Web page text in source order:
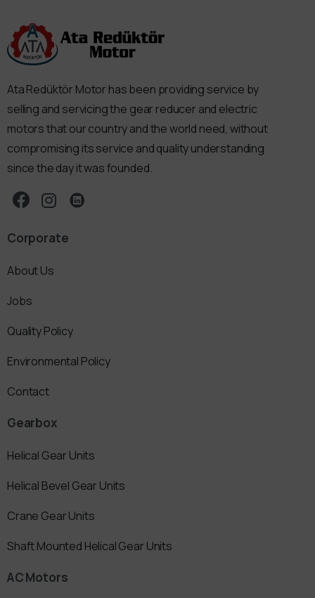
Ata Redüktör Motor has been providing service by
selling and servicing the gear reducer and electric
motors that our country and the world need, without
compromising its service and quality understanding
since the day it was founded.
Corporate
About Us
Jobs
Quality Policy
Environmental Policy
Contact
Gearbox
Helical Gear Units
Helical Bevel Gear Units
Crane Gear Units
Shaft Mounted Helical Gear Units
AC Motors